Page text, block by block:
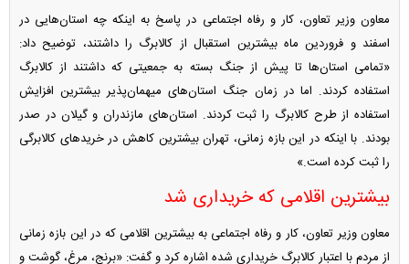
معاون وزیر تعاون، کار و رفاه اجتماعی در پاسخ به اینکه چه استان‌هایی در
اسفند و فروردین ماه بیشترین استقبال از کالابرگ را داشتند، توضیح داد:
«تمامی استان‌ها تا پیش از جنگ بسته به جمعیتی که داشتند از کالابرگ
استفاده کردند. اما در زمان جنگ استان‌های میهمان‌پذیر بیشترین افزایش
استفاده از طرح کالابرگ را ثبت کردند. استان‌های مازندران و گیلان در صدر
بودند. با اینکه در این بازه زمانی، تهران بیشترین کاهش در خرید‌های کالابرگی
را ثبت کرده است.»
بیشترین اقلامی که خریداری شد
معاون وزیر تعاون، کار و رفاه اجتماعی به بیشترین اقلامی که در این بازه زمانی
از مردم با اعتبار کالابرگ خریداری شده اشاره کرد و گفت: «برنج، مرغ، گوشت و